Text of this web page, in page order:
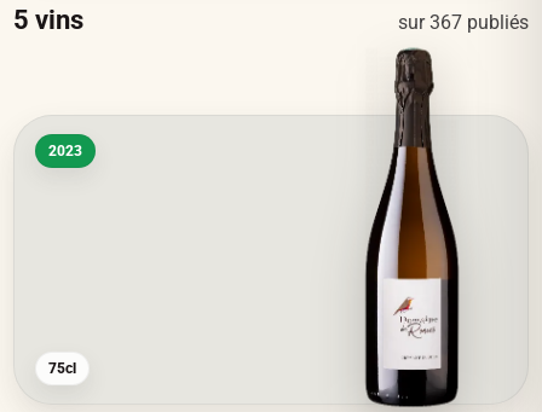
5 vins sur367 publiés
2023
75cl